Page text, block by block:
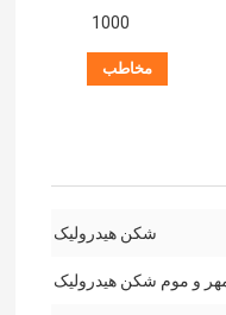
1000
مخاطب
شکن هیدرولیک
و موم شکن هیدرولیک